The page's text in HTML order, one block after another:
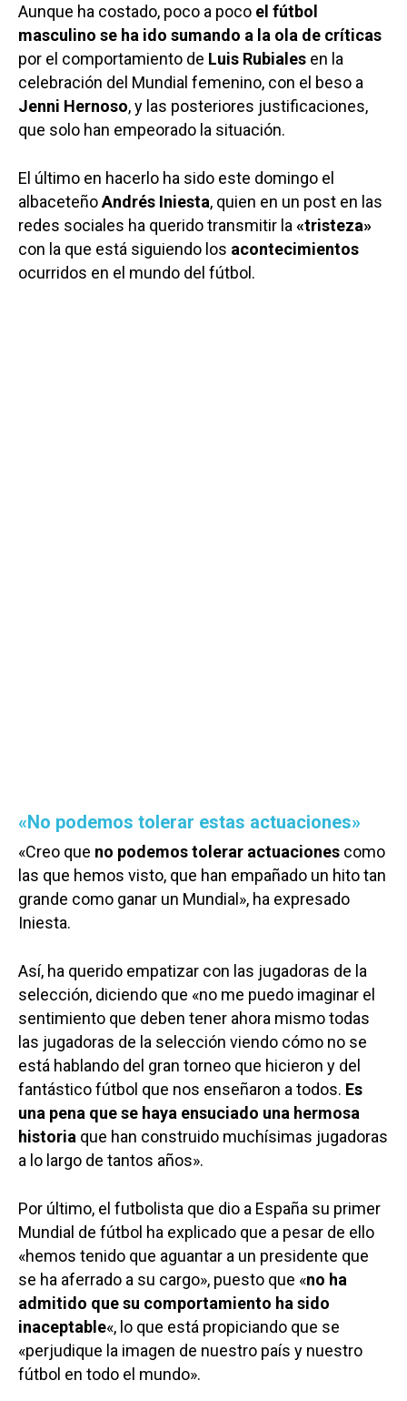
Aunque ha costado, poco a poco el fútbol
masculino se ha ido sumando a la ola de críticas
por el comportamiento de Luis Rubiales en la
celebración del Mundial femenino, con el beso a
Jenni Hernoso, y las posteriores justificaciones,
que solo han empeorado la situación.
El último en hacerlo ha sido este domingo el
albaceteñoAndrés Iniesta, quien en un post en las
redes sociales ha querido transmitir la «tristeza»
con la que está siguiendo los acontecimientos
ocurridos en el mundo del fútbol.
«No podemos tolerar estas actuaciones»
«Creo que no podemos tolerar actuaciones como
las que hemos visto, que han empañado un hito tan
grande como ganar un Mundial», ha expresado
Iniesta.
Así, ha querido empatizar con las jugadoras de la
selección, diciendo que «no me puedo imaginar el
sentimiento que deben tener ahora mismo todas
las jugadoras de la selección viendo cómo no se
está hablando del gran torneo que hicieron y del
fantástico fútbol que nos enseñaron a todos. Es
una pena que se haya ensuciado una hermosa
historia que han construido muchísimas jugadoras
a lo largo de tantos años».
Por último, el futbolista que dio a España su primer
Mundial de fútbol ha explicado que a pesar de ello
«hemos tenido que aguantar a un presidente que
se ha aferrado a su cargo», puesto que «no ha
admitido que su comportamiento ha sido
inaceptable«, lo que está propiciando que se
«perjudique la imagen de nuestro país y nuestro
fútbol en todo el mundo».